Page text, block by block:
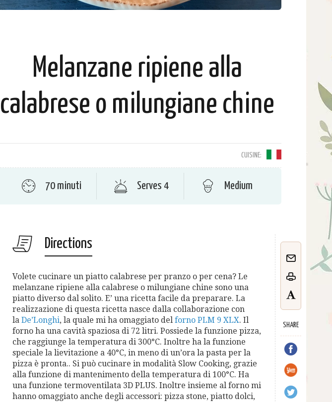
Melanzane ripiene alla
calabrese o milungiane chine
CUISINE:
70 minuti Serves 4 Medium
Directions
SHARE
Volete cucinare un piatto calabrese per pranzo o per cena? Le
melanzane ripiene alla calabrese o milungiane chine sono una
piatto diverso dal solito. E’ una ricetta facile da preparare. La
realizzazione di questa ricetta nasce dalla collaborazione con
la De’Longhi, la quale mi ha omaggiato del forno PLM 9 XLX. Il
forno ha una cavità spaziosa di 72 litri. Possiede la funzione pizza,
che raggiunge la temperatura di 300°C. Inoltre ha la funzione
speciale la lievitazione a 40°C, in meno di un’ora la pasta per la
pizza è pronta.. Si può cucinare in modalità Slow Cooking, grazie
alla funzione di mantenimento della temperatura di 100°C. Ha
una funzione termoventilata 3D PLUS. Inoltre insieme al forno mi
hanno omaggiato anche degli accessori: pizza stone, piatto dolci,